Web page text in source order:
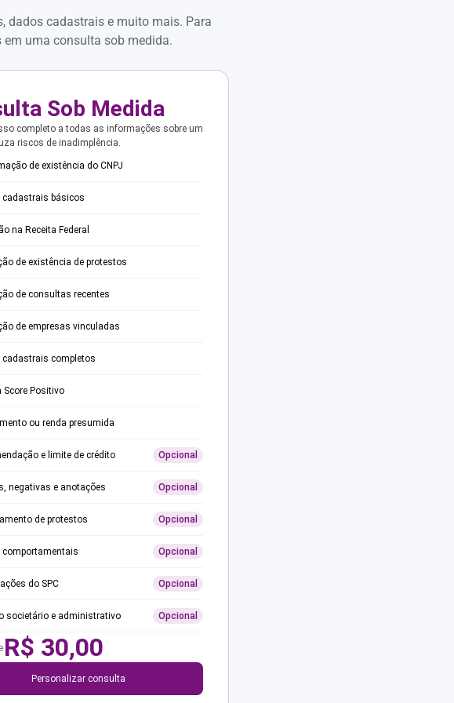
dados cadastrais e muito mais. Para
uma consulta sob medida.
Sob Medida
completo a todas as informações sobre um
riscos de inadimplência.
de existência do CNPJ
cadastrais básicos
na Receita Federal
de existência de protestos
de consultas recentes
de empresas vinculadas
cadastrais completos
Score Positivo
ou renda presumida
e limite de crédito Opcional
negativas e anotações Opcional
de protestos Opcional
comportamentais Opcional
do SPC Opcional
societário e administrativo Opcional
R$ 30,00
Personalizar consulta